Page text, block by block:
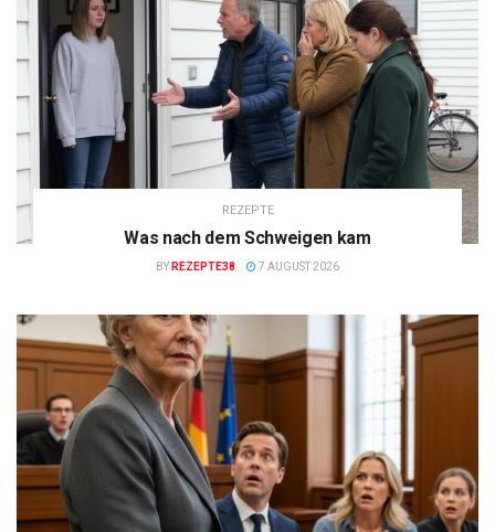
REZEPTE
Was nach dem Schweigen kam
BY REZEPTE38 7 AUGUST 2026